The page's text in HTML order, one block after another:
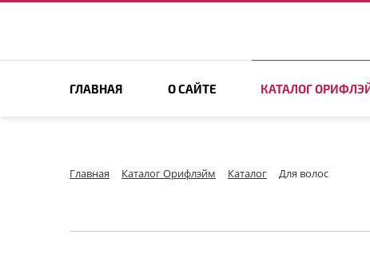
ГЛАВНАЯ О САЙТЕ КАТАЛОГ
ПОИСК ПО САЙТУ
Главная Каталог Орифлэйм Каталог Для волос